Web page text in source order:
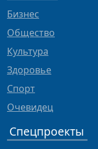
Бизнес
Общество
Культура
Здоровье
Спорт
Очевидец
Спецпроекты